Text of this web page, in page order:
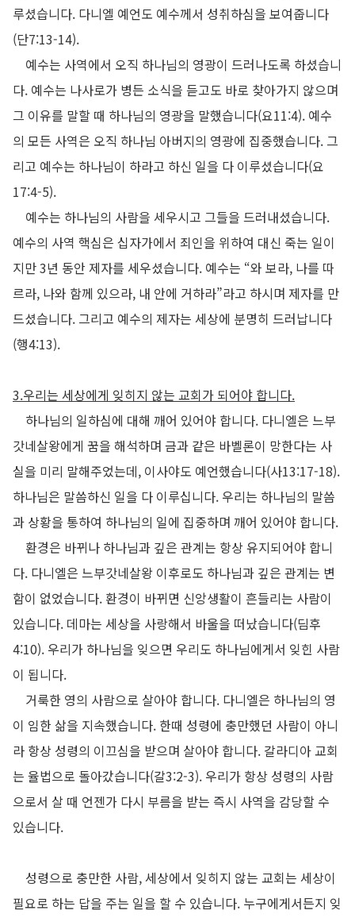
루셨습니다. 다니엘 예언도 예수께서 성취하심을 보여줍니다
(단7:13-14).
예수는 사역에서 오직 하나님의 영광이 드러나도록 하셨습니
다. 예수는 나사로가 병든 소식을 듣고도 바로 찾아가지 않으며
그 이유를 말할 때 하나님의 영광을 말했습니다(요11:4). 예수
의 모든 사역은 오직 하나님 아버지의 영광에 집중했습니다. 그
리고 예수는 하나님이 하라고 하신 일을 다 이루셨습니다(요
17:4-5).
예수는 하나님의 사람을 세우시고 그들을 드러내셨습니다.
예수의 사역 핵심은 십자가에서 죄인을 위하여 대신 죽는 일이
지만3년 동안 제자를 세우셨습니다. 예수는 “와 보라, 나를 따
르라, 나와 함께 있으라, 내 안에 거하라”라고 하시며 제자를 만
드셨습니다. 그리고 예수의 제자는 세상에 분명히 드러납니다
(행4:13).
3.우리는 세상에게 잊히지 않는 교회가 되어야 합니다.
하나님의 일하심에 대해 깨어 있어야 합니다. 다니엘은 느부
갓네살왕에게 꿈을 해석하며 금과 같은 바벨론이 망한다는 사
실을 미리 말해주었는데, 이사야도 예언했습니다(사13:17-18).
하나님은 말씀하신 일을 다 이루십니다. 우리는 하나님의 말씀
과 상황을 통하여 하나님의 일에 집중하며 깨어 있어야 합니다.
환경은 바뀌나 하나님과 깊은 관계는 항상 유지되어야 합니
다. 다니엘은 느부갓네살왕 이후로도 하나님과 깊은 관계는 변
함이 없었습니다. 환경이 바뀌면 신앙생활이 흔들리는 사람이
있습니다. 데마는 세상을 사랑해서 바울을 떠났습니다(딤후
4:10). 우리가 하나님을 잊으면 우리도 하나님에게서 잊힌 사람
이 됩니다.
거룩한 영의 사람으로 살아야 합니다. 다니엘은 하나님의 영
이 임한 삶을 지속했습니다. 한때 성령에 충만했던 사람이 아니
라 항상 성령의 이끄심을 받으며 살아야 합니다. 갈라디아 교회
는 율법으로 돌아갔습니다(갈3:2-3). 우리가 항상 성령의 사람
으로서 살 때 언젠가 다시 부름을 받는 즉시 사역을 감당할 수
있습니다.
성령으로 충만한 사람,세상에서 잊히지 않는 교회는 세상이
필요로 하는 답을 주는 일을 할 수 있습니다. 누구에게서든지 잊